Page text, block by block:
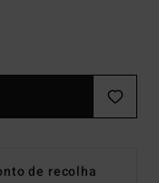
de recolha